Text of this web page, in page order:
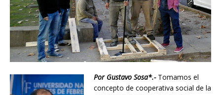
Por Gustavo Sosa*.- Tomamos el
concepto de cooperativa social de la